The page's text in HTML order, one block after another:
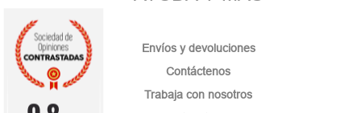
Envíos y devoluciones
Contáctenos
Trabaja con nosotros